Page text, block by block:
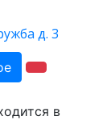
д. 3
в